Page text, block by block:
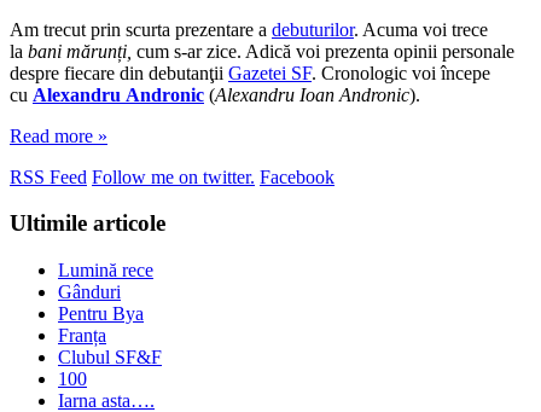
Am trecut prin scurta prezentare a debuturilor. Acuma voi trece
la bani mărunți, cum s-ar zice. Adică voi prezenta opinii personale
despre fiecare din debutanţii Gazetei SF. Cronologic voi începe
cu Alexandru Andronic (Alexandru Ioan Andronic).
Read more »
RSS Feed Follow me on twitter. Facebook
Ultimile articole
Lumină rece
Gânduri
Pentru Bya
Franța
Clubul SF&F
100
Iarna asta….